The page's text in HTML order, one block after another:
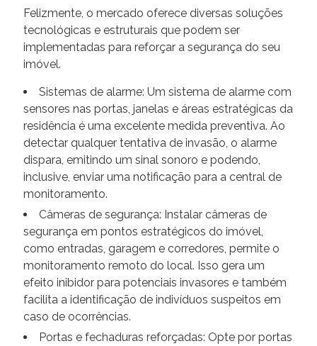
Felizmente, o mercado oferece diversas soluções
tecnológicas e estruturais que podem ser
implementadas para reforçar a segurança do seu
imóvel.
Sistemas de alarme: Um sistema de alarme com
sensores nas portas, janelas e áreas estratégicas da
residência é uma excelente medida preventiva. Ao
detectar qualquer tentativa de invasão, o alarme
dispara, emitindo um sinal sonoro e podendo,
inclusive, enviar uma notificação para a central de
monitoramento.
Câmeras de segurança: Instalar câmeras de
segurança em pontos estratégicos do imóvel,
como entradas, garagem e corredores, permite o
monitoramento remoto do local. Isso gera um
efeito inibidor para potenciais invasores e também
facilita a identificação de indivíduos suspeitos em
caso de ocorrências.
Portas e fechaduras reforçadas: Opte por portas